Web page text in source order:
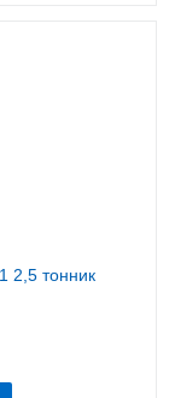
Серьга правая 48511FK001/8821461 2,5 тонник